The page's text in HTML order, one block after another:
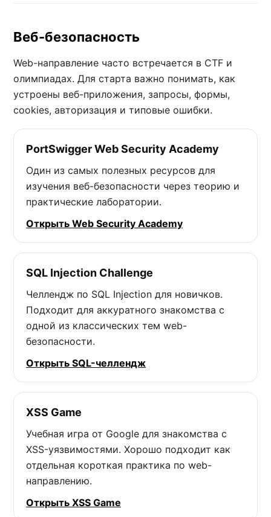
Веб-безопасность
Web-направление часто встречается в CTF и
олимпиадах. Для старта важно понимать, как
устроены веб-приложения, запросы, формы,
cookies, авторизация и типовые ошибки.
PortSwigger Web Security Academy
Один из самых полезных ресурсов для
изучения веб-безопасности через теорию и
практические лаборатории.
Открыть Web Security Academy
SQL Injection Challenge
Челлендж по SQL Injection для новичков.
Подходит для аккуратного знакомства с
одной из классических тем web-
безопасности.
Открыть SQL-челлендж
XSS Game
Учебная игра от Google для знакомства с
XSS-уязвимостями. Хорошо подходит как
отдельная короткая практика по web-
направлению.
Открыть XSS Game